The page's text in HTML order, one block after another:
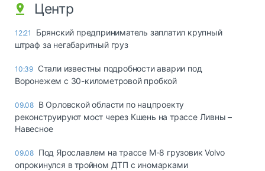
Центр
12:21
Брянский предприниматель заплатил крупный
штраф за негабаритный груз
10:39 Стали известны подробности аварии под
Воронежем с 30-километровой пробкой
09.08 В Орловской области по нацпроекту
реконструируют мост через Кшень на трассе Ливны –
Навесное
09.08 Под Ярославлем на трассе М-8 грузовик Volvo
опрокинулся в тройном ДТП с иномарками